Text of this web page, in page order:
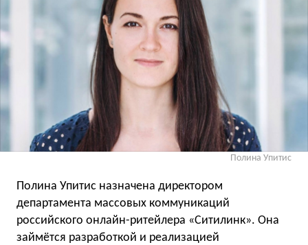
Полина Упитис
Полина Упитис назначена директором
департамента массовых коммуникаций
российского онлайн-ритейлера «Ситилинк». Она
займётся разработкой и реализацией